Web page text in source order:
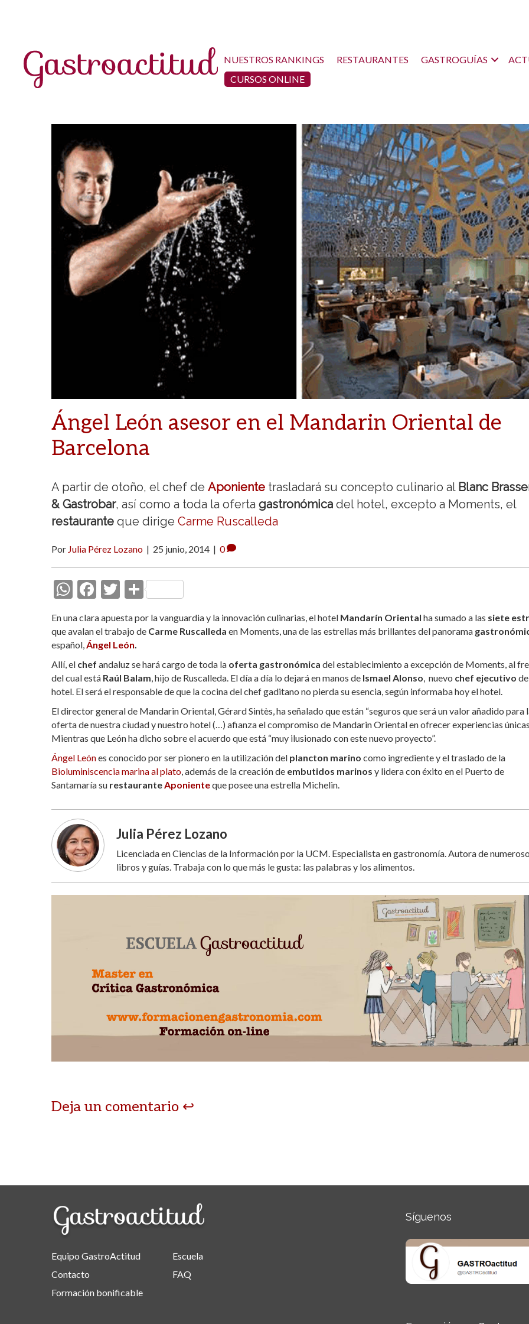
NUESTROS RANKINGS RESTAURANTES GASTROGUÍAS
CURSOS ONLINE
Ángel León asesor en el Mandarin Oriental de
Barcelona
A partir de otoño, el chef de Aponiente trasladará su concepto culinario al Blanc
& Gastrobar, así como a toda la oferta gastronómica del hotel, excepto a Moments, el
restaurante que dirige Carme Ruscalleda
Por Julia Pérez Lozano | 25 junio, 2014 | 0
W
at
s
A
p
p
F
e
b
o
o
k
T
itt
er
C
m
ar
ti
r
En una clara apuesta por la vanguardia y la innovación culinarias, el hotel Mandarín Oriental ha sumado a las siete
que avalan el trabajo de Carme Ruscalleda en Moments, una de las estrellas más brillantes del panorama
español,Ángel León.
Allí, el chef andaluz se hará cargo de toda la oferta gastronómica del establecimiento a excepción de Moments, al
del cual está Raúl Balam, hijo de Ruscalleda. El día a día lo dejará en manos de Ismael Alonso, nuevo chef ejecutivo
hotel. El será el responsable de que la cocina del chef gaditano no pierda su esencia, según informaba hoy el hotel.
El director general de Mandarin Oriental, Gérard Sintès, ha señalado que están “seguros que será un valor añadido para
oferta de nuestra ciudad y nuestro hotel (…) afianza el compromiso de Mandarin Oriental en ofrecer experiencias
Mientras que León ha dicho sobre el acuerdo que está “muy ilusionado con este nuevo proyecto”.
Ángel Leónes conocido por ser pionero en la utilización del plancton marino como ingrediente y el traslado de la
Bioluminiscencia marina al plato, además de la creación de embutidos marinos y lidera con éxito en el Puerto de
Santamaría su restauranteAponienteque posee una estrella Michelin.
Julia Pérez Lozano
Licenciada en Ciencias de la Información por la UCM. Especialista en gastronomía. Autora de
libros y guías. Trabaja con lo que más le gusta: las palabras y los alimentos.
Deja un comentario
Equipo GastroActitud
Contacto
Formación bonificable
Escuela
FAQ
Síguenos